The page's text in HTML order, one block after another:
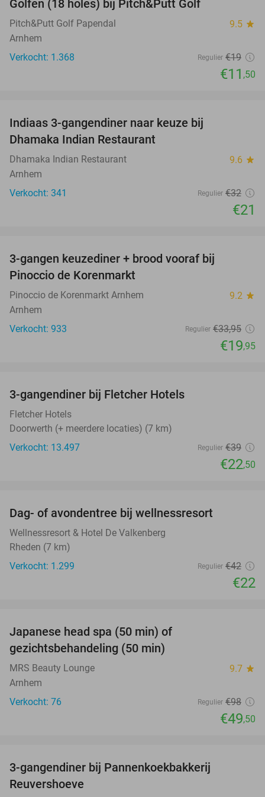
Golfen (18 holes) bij Pitch&Putt Golf
Pitch&Putt Golf Papendal 9.5 star
Arnhem
Verkocht: 1.368
Regulier €19
€11 ,50
Indiaas 3-gangendiner naar keuze bij
Dhamaka Indian Restaurant
Dhamaka Indian Restaurant 9.6 star
Arnhem
Verkocht: 341
Regulier €32
€21
3-gangen keuzediner + brood vooraf bij
Pinoccio de Korenmarkt
Pinoccio de Korenmarkt Arnhem 9.2 star
Arnhem
Verkocht: 933
Regulier €33,95
€19,95
3-gangendiner bij Fletcher Hotels
Fletcher Hotels
Doorwerth (+ meerdere locaties) (7 km)
Verkocht: 13.497
Regulier €39
€22,50
Dag- of avondentree bij wellnessresort
Wellnessresort & Hotel De Valkenberg
Rheden (7 km)
Verkocht: 1.299
Regulier €42
€22
Japanese head spa (50 min) of
gezichtsbehandeling (50 min)
MRS Beauty Lounge 9.7 star
Arnhem
Verkocht: 76
Regulier €98
€49,50
3-gangendiner bij Pannenkoekbakkerij
Reuvershoeve